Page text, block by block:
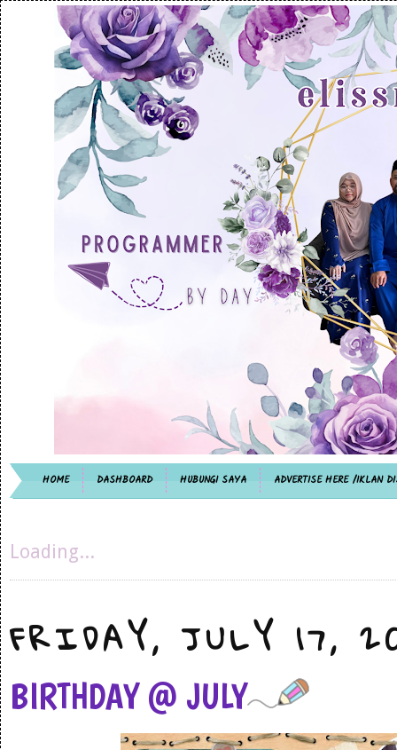
HOME DASHBOARD HUBUNGI SAYA ADVERTISE HERE /IKLAN
Loading...
FRIDAY, JULY 17,
BIRTHDAY @ JULY